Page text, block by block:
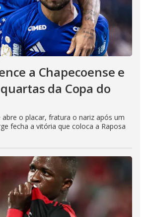
a Chapecoense e
da Copa do
abre o placar, fratura o nariz após um
fecha a vitória que coloca a Raposa